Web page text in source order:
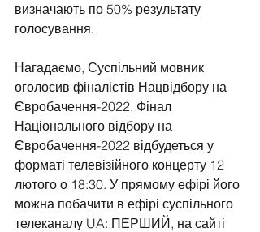
визначають по 50% результату
голосування.
Нагадаємо, Суспільний мовник
оголосив фіналістів Нацвідбору на
Євробачення-2022. Фінал
Національного відбору на
Євробачення-2022 відбудеться у
форматі телевізійного концерту 12
лютого о 18:30. У прямому ефірі його
можна побачити в ефірі суспільного
телеканалу UA: ПЕРШИЙ, на сайті